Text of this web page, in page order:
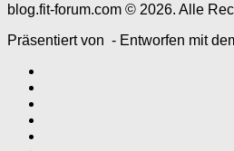
blog.fit-forum.com © 2026. Alle
Präsentiert von - Entworfen mit